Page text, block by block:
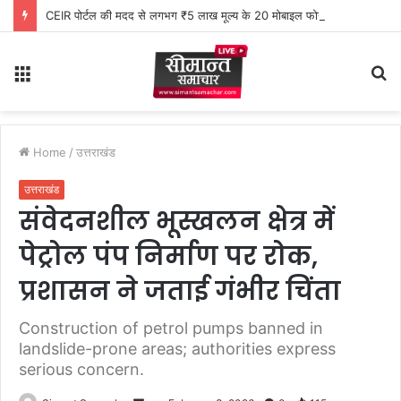
CEIR पोर्टल की मदद से लगभग ₹5 लाख मूल्य के 20 मोबाइल फोन बरामद
Home / उत्तराखंड
उत्तराखंड
संवेदनशील भूस्खलन क्षेत्र में
पेट्रोल पंप निर्माण पर रोक,
प्रशासन ने जताई गंभीर चिंता
Construction of petrol pumps banned in
landslide-prone areas; authorities express
serious concern.